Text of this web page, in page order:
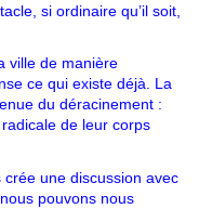
si ordinaire qu’il soit,
ville de manière
ce qui existe déjà. La
du déracinement :
de leur corps
une discussion avec
pouvons nous